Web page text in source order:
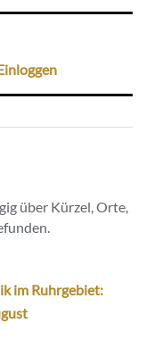
über Kürzel, Orte,
im Ruhrgebiet: